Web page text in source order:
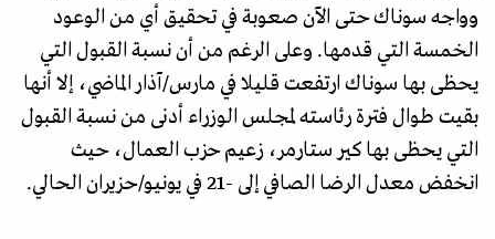
وواجه سوناك حتى الآن صعوبة في تحقيق أي من الوعود
الخمسة التي قدمها. وعلى الرغم من أن نسبة القبول التي
يحظى بها سوناك ارتفعت قليلا في مارس/آذار الماضي، إلا أنها
بقيت طوال فترة رئاسته لمجلس الوزراء أدنى من نسبة القبول
التي يحظى بها كير ستارمر، زعيم حزب العمال، حيث
انخفض معدل الرضا الصافي إلى -21 في يونيو/حزيران الحالي.